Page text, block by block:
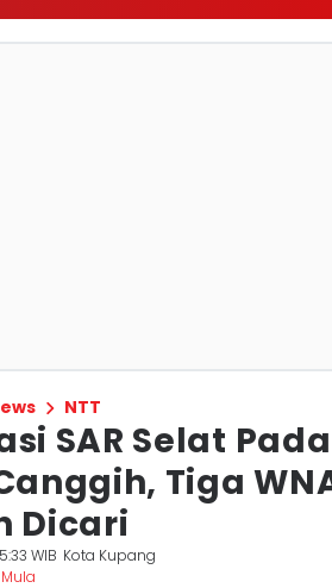
NTT
SAR Selat
Tiga
Dicari
WIB Kota Kupang